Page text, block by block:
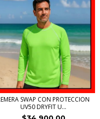
SWAP CON PROTECCION
UV50 DRYFIT U...